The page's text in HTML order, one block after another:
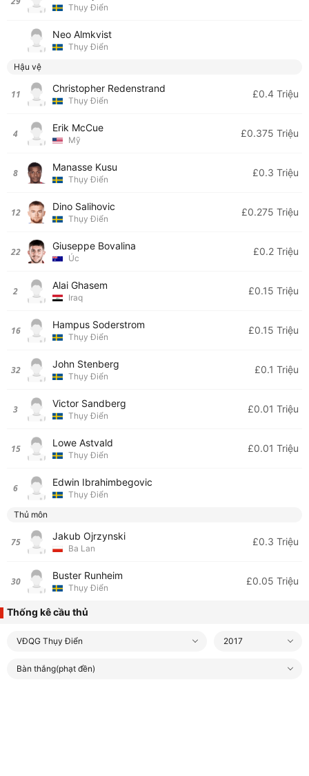
Thụy Điển
Neo Almkvist
Thụy Điển
Hậu vệ
11 Christopher Redenstrand
Thụy Điển
£0.4 Triệu
4 Erik McCue
Mỹ
£0.375 Triệu
8 Manasse Kusu
Thụy Điển
£0.3 Triệu
12 Dino Salihovic
Thụy Điển
£0.275 Triệu
22 Giuseppe Bovalina
Úc
£0.2 Triệu
2 Alai Ghasem
Iraq
£0.15 Triệu
16 Hampus Soderstrom
Thụy Điển
£0.15 Triệu
32 John Stenberg
Thụy Điển
£0.1 Triệu
3 Victor Sandberg
Thụy Điển
£0.01 Triệu
15 Lowe Astvald
Thụy Điển
£0.01 Triệu
6 Edwin Ibrahimbegovic
Thụy Điển
Thủ môn
75 Jakub Ojrzynski
Ba Lan
£0.3 Triệu
30 Buster Runheim
Thụy Điển
£0.05 Triệu
Thống kê cầu thủ
VĐQG Thụy Điển 2017
Bàn thắng(phạt đền)